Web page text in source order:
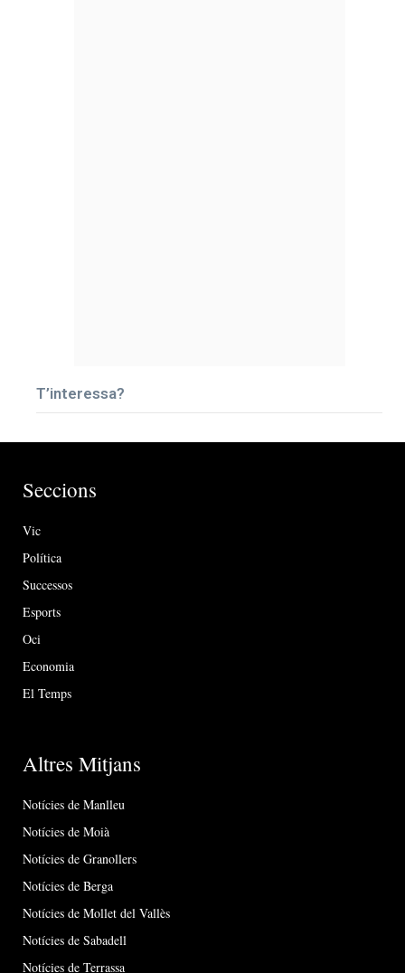
T’interessa?
Seccions
Vic
Política
Successos
Esports
Oci
Economia
El Temps
Altres Mitjans
Notícies de Manlleu
Notícies de Moià
Notícies de Granollers
Notícies de Berga
Notícies de Mollet del Vallès
Notícies de Sabadell
Notícies de Terrassa